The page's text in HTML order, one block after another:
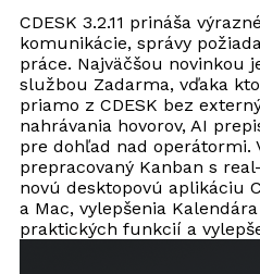
CDESK 3.2.11 prináša
komunikácie, správy
práce. Najväčšou novinkou
službou Zadarma, vďaka
priamo z CDESK bez
nahrávania hovorov, AI
pre dohľad nad operátormi.
prepracovaný Kanban s
novú desktopovú aplikáciu
a Mac, vylepšenia
praktických funkcií a